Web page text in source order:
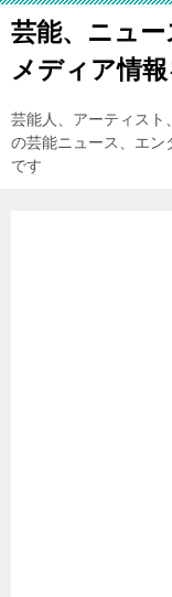
芸能、ニュー
メディア情
芸能人、アーティスト
の芸能ニュース、エン
です